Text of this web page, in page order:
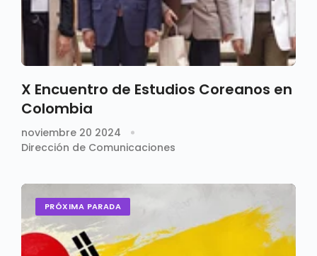
X Encuentro de Estudios Coreanos en
Colombia
noviembre 20 2024
Dirección de Comunicaciones
PRÓXIMA PARADA